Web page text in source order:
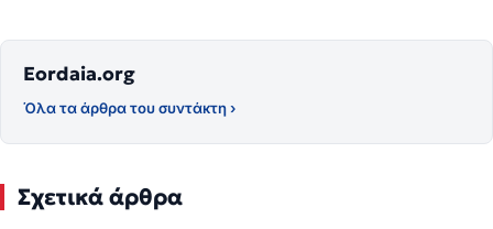
Eordaia.org
Όλα τα άρθρα του συντάκτη ›
Σχετικά άρθρα